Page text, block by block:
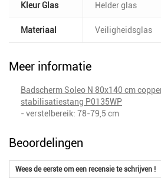
Kleur Glas Helder glas
Materiaal Veiligheidsglas
Meer informatie
Badscherm Soleo N 80x140 cm
stabilisatiestang P0135WP
- verstelbereik: 78-79,5 cm
Beoordelingen
Wees de eerste om een recensie te schrijven !